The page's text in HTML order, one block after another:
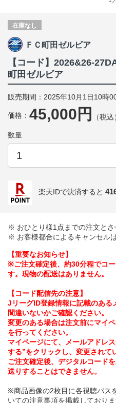
在庫なし
ＦＣ町田ゼルビア
【コード】2026&26-
町田ゼルビア
販売期間：2025年10月1日10時
価格： 45,000円 （税込
数量
楽天IDで決済すると
※ おひとり様1点までの注文とさ
※ お客様都合によるキャンセル
【重要なお知らせ】
※ご注文確定後、約30分程でコ
す。現物の配送はありません。
【コード配信先の注意】
JリーグID登録情報に記載のある
間違いないかご確認ください。
変更のある場合は注文前にマイ
を行ってください。
マイページにて、メールアドレ
する”をクリックし、変更されて
ご注文確定後、デジタルコード
送りすることはできません。
※商品画像の2枚目に各視聴パス
いての注意事項を掲載しており